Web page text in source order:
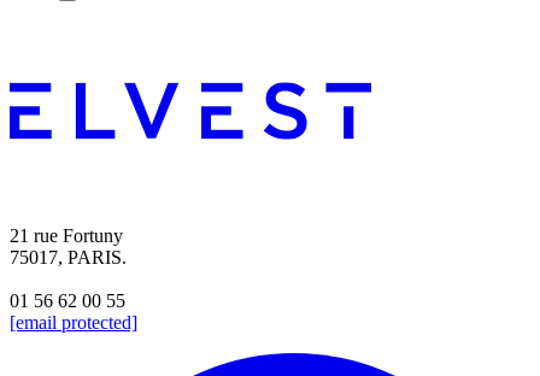
21 rue Fortuny
75017, PARIS.
01 56 62 00 55
[email protected]